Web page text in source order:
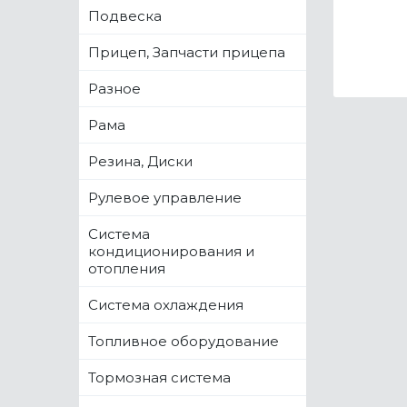
Подвеска
Прицеп, Запчасти прицепа
Разное
Рама
Резина, Диски
Рулевое управление
Система
кондиционирования и
отопления
Система охлаждения
Топливное оборудование
Тормозная система